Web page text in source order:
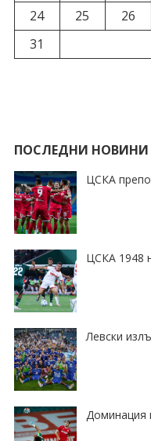
24
25 26
31
ПОСЛЕДНИ НОВИНИ
ЦСКА
ЦСКА 1948
Левски
Доминация